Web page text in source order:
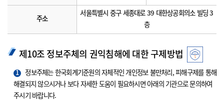
주소
서울특별시 중구 세종대로 39 대한상공회의소 빌딩 3
층
제10조 정보주체의 권익침해에 대한 구제방법
1
정보주체는 한국회계기준원의 자체적인 개인정보 불만처리, 피해구제를 통해
해결되지 않으시거나 보다 자세한 도움이 필요하시면 아래의 기관으로 문의하여
주시기 바랍니다.